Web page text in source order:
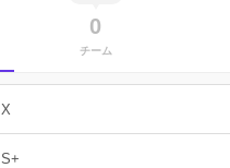
0
チーム
X
S+